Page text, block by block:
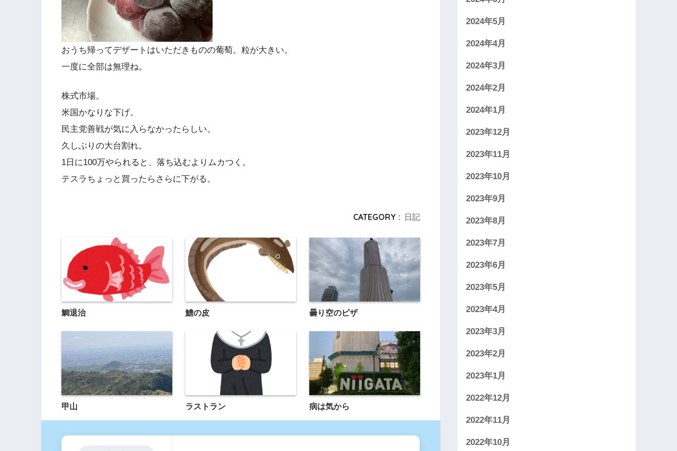
おうち帰ってデザートはいただきものの葡萄。粒が大きい。
一度に全部は無理ね。
株式市場。
米国かなりな下げ。
民主党善戦が気に入らなかったらしい。
久しぶりの大台割れ。
1日に100万やられると、落ち込むよりムカつく。
テスラちょっと買ったらさらに下がる。
CATEGORY : 日記
鯛退治 鱧の皮 曇り空のピザ
甲山 ラストラン 病は気から
2024年5月
2024年4月
2024年3月
2024年2月
2024年1月
2023年12月
2023年11月
2023年10月
2023年9月
2023年8月
2023年7月
2023年6月
2023年5月
2023年4月
2023年3月
2023年2月
2023年1月
2022年12月
2022年11月
2022年10月